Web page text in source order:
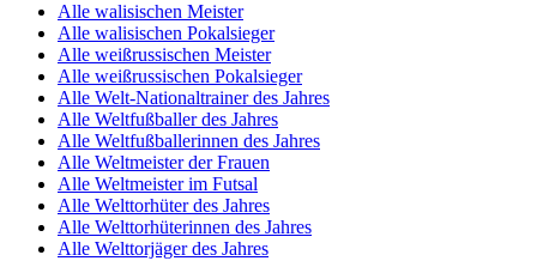
Alle walisischen Meister
Alle walisischen Pokalsieger
Alle weißrussischen Meister
Alle weißrussischen Pokalsieger
Alle Welt-Nationaltrainer des Jahres
Alle Weltfußballer des Jahres
Alle Weltfußballerinnen des Jahres
Alle Weltmeister der Frauen
Alle Weltmeister im Futsal
Alle Welttorhüter des Jahres
Alle Welttorhüterinnen des Jahres
Alle Welttorjäger des Jahres